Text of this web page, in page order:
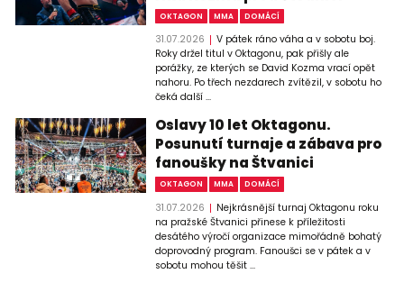
OKTAGON MMA DOMÁCÍ
31.07.2026
V pátek ráno váha a v sobotu boj.
Roky držel titul v Oktagonu, pak přišly ale
porážky, ze kterých se David Kozma vrací opět
nahoru. Po třech nezdarech zvítězil, v sobotu ho
čeká další ...
Oslavy 10 let Oktagonu.
Posunutí turnaje a zábava pro
fanoušky na Štvanici
OKTAGON MMA DOMÁCÍ
31.07.2026
Nejkrásnější turnaj Oktagonu roku
na pražské Štvanici přinese k příležitosti
desátého výročí organizace mimořádně bohatý
doprovodný program. Fanoušci se v pátek a v
sobotu mohou těšit ...